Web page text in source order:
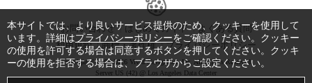
お問い合わせ はじめてガイド
よくある質問
利用規約
商標・著作権 プライバシーポリシー
Copyright © 1999-2026 Vivid Navigation, Inc. All Rights Reserved.
Server US (42) @ Los Angeles Data Center
本サイトでは、より良いサービス提供のため、クッキーを使用して
います。詳細はプライバシーポリシーをご確認ください。クッキー
の使用を許可する場合は同意するボタンを押してください。クッキ
ーの使用を拒否する場合は、ブラウザからご設定ください。